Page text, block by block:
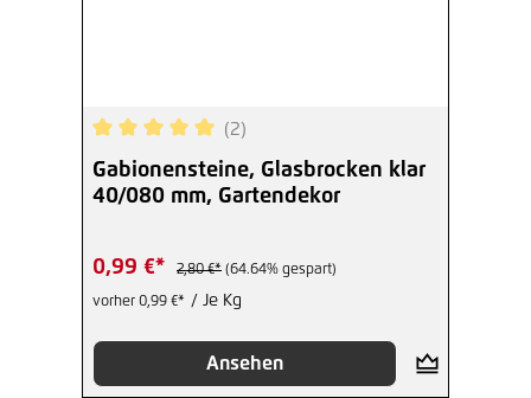
Durchschnittliche Bewertung von 5 von 5
(2)
Gabionensteine, Glasbrocken klar
40/080 mm, Gartendekor
0,99 €* 2,80 €* (64.64% gespart)
vorher 0,99 €* / Je Kg
Ansehen